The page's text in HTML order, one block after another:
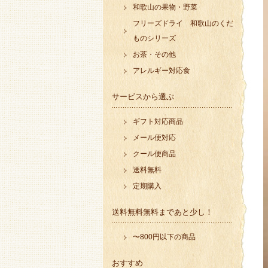
和歌山の果物・野菜
フリーズドライ 和歌山のくだ
ものシリーズ
お茶・その他
アレルギー対応食
サービスから選ぶ
ギフト対応商品
メール便対応
クール便商品
送料無料
定期購入
送料無料無料まであと少し！
〜800円以下の商品
おすすめ